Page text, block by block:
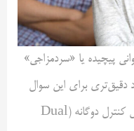
پیچیده یا «سردمزاجی»
دقیق‌تری برای این سوال
دارد که زن چطور ارضا میشود. بر پایه مدل کنترل دوگانه (Dual